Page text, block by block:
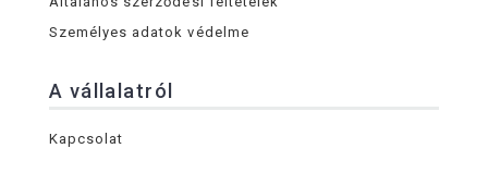
Személyes adatok védelme
A vállalatról
Kapcsolat